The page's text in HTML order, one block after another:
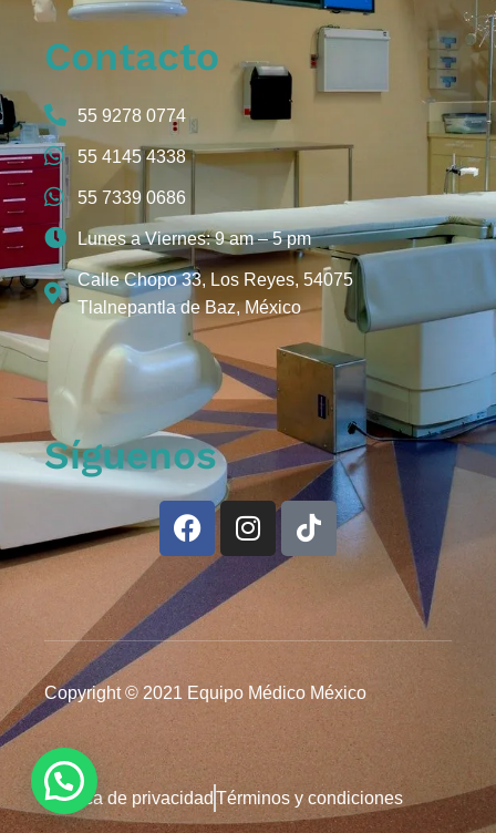
Contacto
55 9278 0774
55 4145 4338
55 7339 0686
Lunes a Viernes: 9 am – 5 pm
Calle Chopo 33, Los Reyes, 54075
Tlalnepantla de Baz, México
Síguenos
Copyright © 2021 Equipo Médico México
Política de privacidad Términos y condiciones